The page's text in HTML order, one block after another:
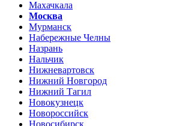
Махачкала
Москва
Мурманск
Набережные Челны
Назрань
Нальчик
Нижневартовск
Нижний Новгород
Нижний Тагил
Новокузнецк
Новороссийск